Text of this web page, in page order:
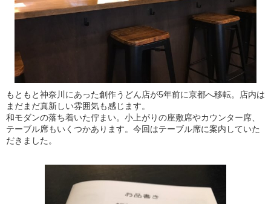
もともと神奈川にあった創作うどん店が5年前に京都へ移転。店内は
まだまだ真新しい雰囲気も感じます。
和モダンの落ち着いた佇まい。小上がりの座敷席やカウンター席、
テーブル席もいくつかあります。今回はテーブル席に案内していた
だきました。